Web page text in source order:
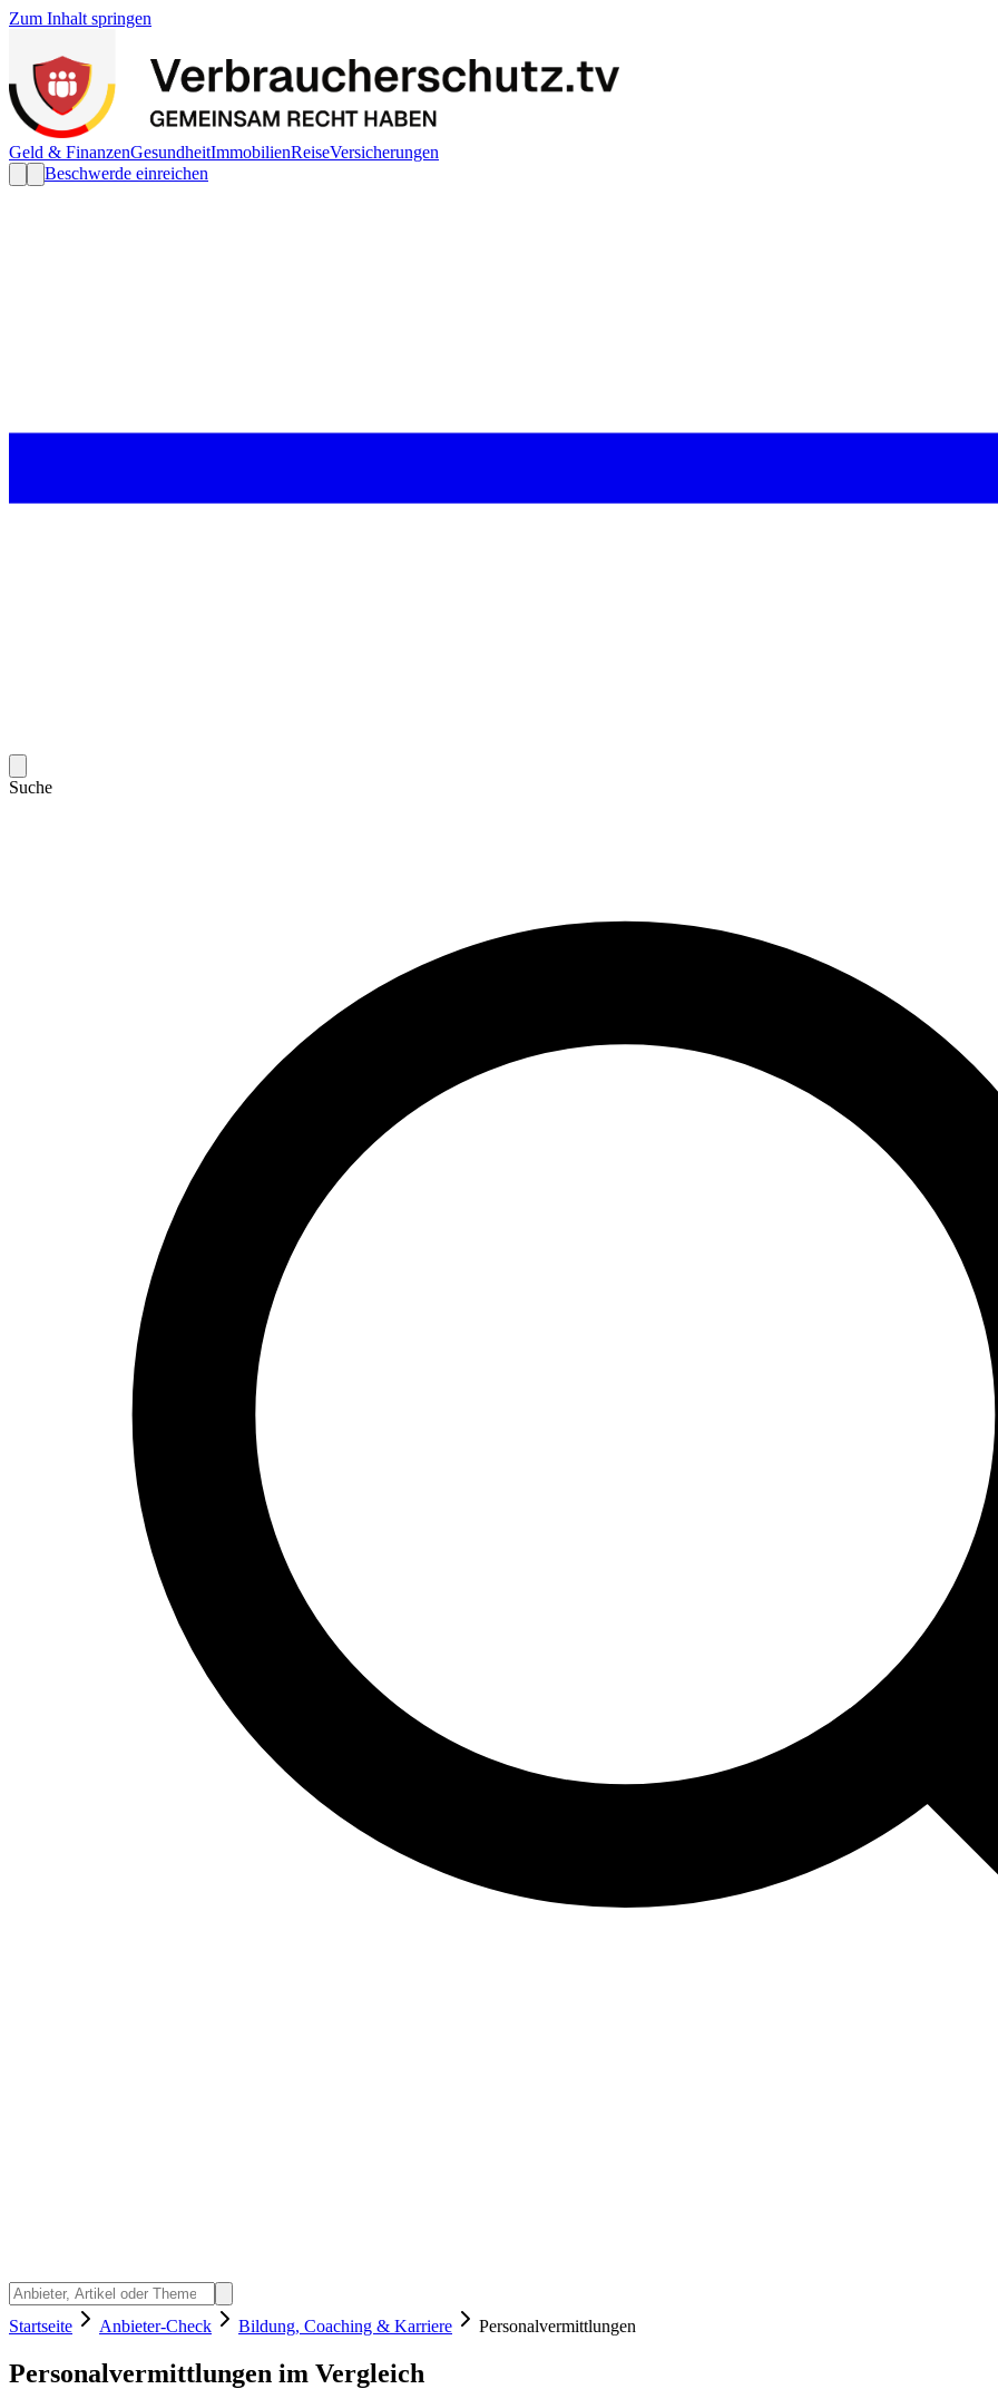
Zum Inhalt springen
Geld & FinanzenGesundheitImmobilienReiseVersicherungen
Beschwerde einreichen
Suche
Startseite Anbieter-Check Bildung, Coaching & Karriere Personalvermittlungen
Personalvermittlungen im Vergleich